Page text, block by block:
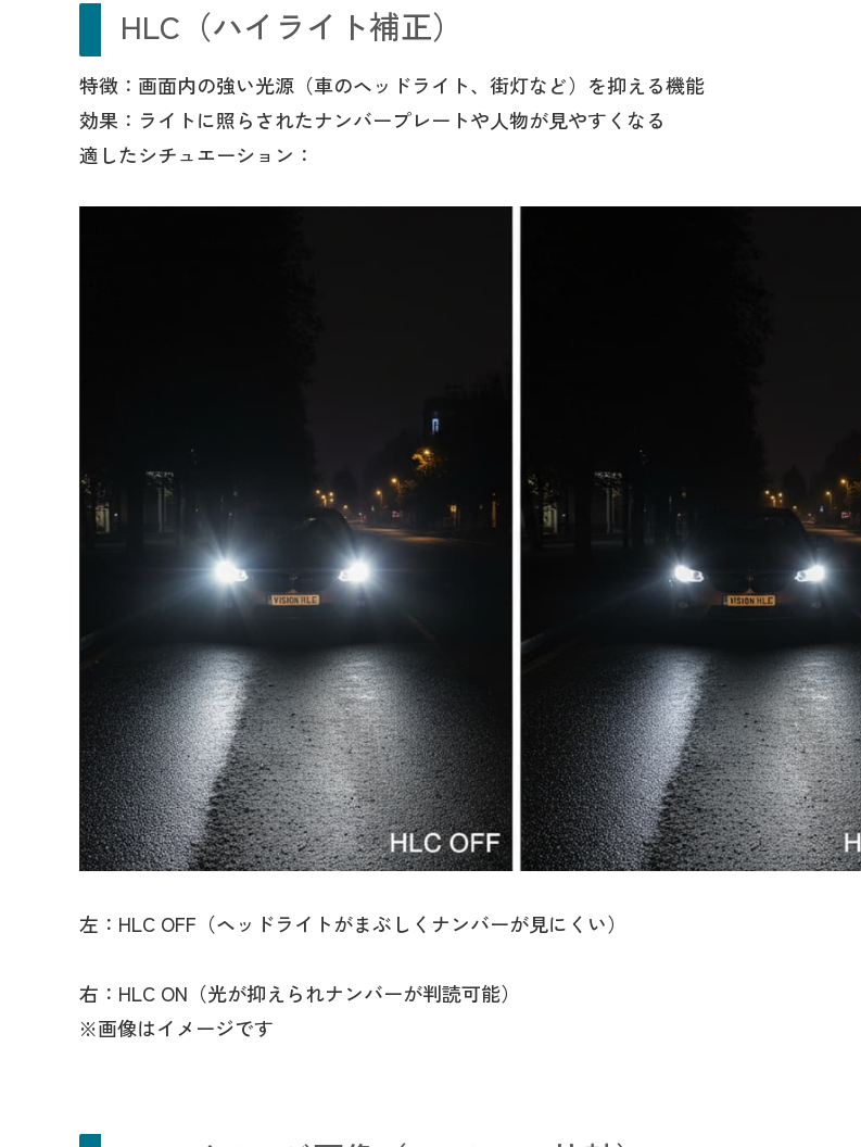
HLC（ハイライト補正）
特徴：画面内の強い光源（車のヘッドライト、街灯など）を抑える機能
効果：ライトに照らされたナンバープレートや人物が見やすくなる
適したシチュエーション：
左：HLC OFF（ヘッドライトがまぶしくナンバーが見にくい）
右：HLC ON（光が抑えられナンバーが判読可能）
※画像はイメージです